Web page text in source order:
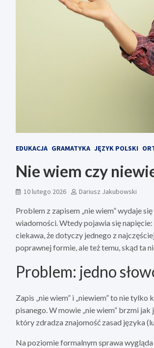
EDUKACJA GRAMATYKA JĘZYK POLSKI
Nie wiem czy
10 lutego 2026 Dariusz Jakubowski
Problem z zapisem „nie wiem” wydaje
wiadomości. Wtedy pojawia się napięcie:
ciekawa, że dotyczy jednego z
poprawnej formie, ale też temu, skąd ta
Problem: jedno
Zapis „nie wiem” i „niewiem” to nie
pisanego. W mowie „nie wiem” brzmi
który zdradza znajomość zasad języka
Na poziomie formalnym sprawa